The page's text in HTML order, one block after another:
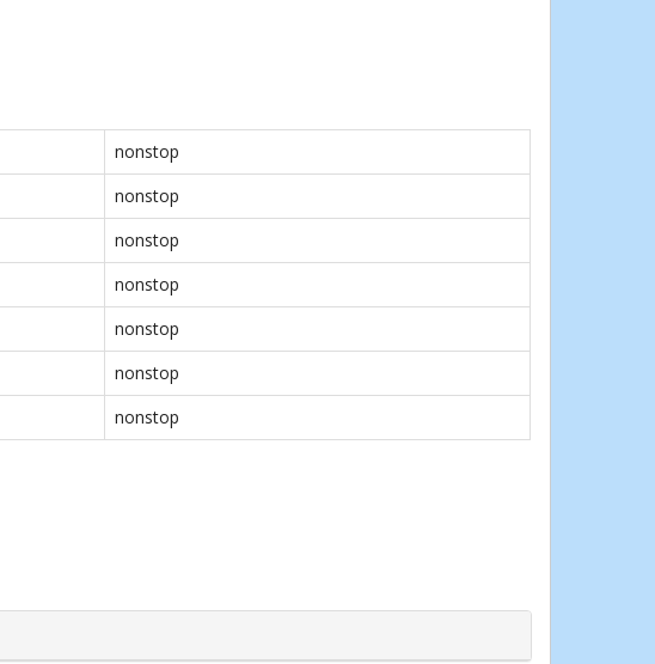
nonstop
nonstop
nonstop
nonstop
nonstop
nonstop
nonstop